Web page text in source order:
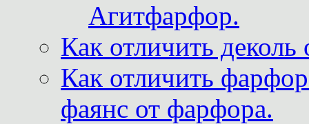
Агитфарфор.
Как отличить
Как отличить
фаянс от фарфора.